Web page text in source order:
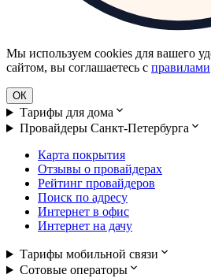
Мы используем cookies для вашего
сайтом, вы соглашаетесь с правилами
ОК
Тарифы для дома
Провайдеры Санкт-Петербурга
Карта покрытия
Отзывы о провайдерах
Рейтинг провайдеров
Поиск по адресу
Интернет в офис
Интернет на дачу
Тарифы мобильной связи
Сотовые операторы